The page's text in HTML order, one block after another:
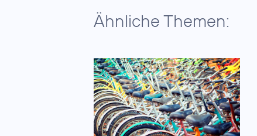
Ähnliche Themen: